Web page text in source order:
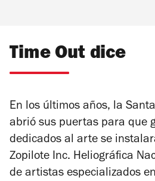
Time Out dice
En los últimos años, la
abrió sus puertas para que
dedicados al arte se
Zopilote Inc. Heliográfica
de artistas especializados